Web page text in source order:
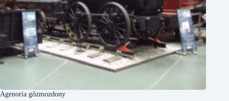
Agenoria gőzmozdony